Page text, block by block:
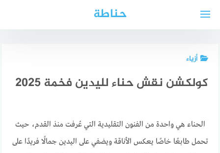
حناطة
أزياء
كولكشن نقش حناء لليدين فخمة 2025
الحناء هي واحدة من الفنون التقليدية التي عُرفت منذ القدم، حيث
تحمل طابعًا خاصًا يعكس الأناقة ويضفي على اليدين جمالًا فريدًا على